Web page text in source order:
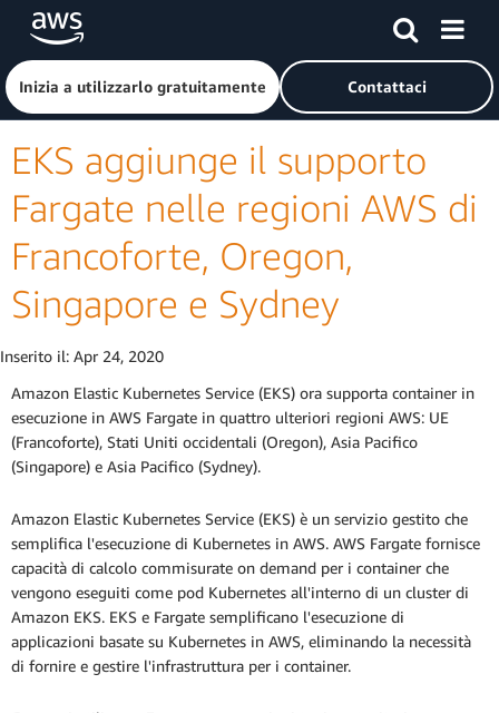
Passa al contenuto principale
Fai clic qui per tornare alla home page di Amazon Web
Inizia a utilizzarlo gratuitamente Contattaci
EKS aggiunge il supporto
Fargate nelle regioni AWS di
Francoforte, Oregon,
Singapore e Sydney
Inserito il: Apr 24, 2020
Amazon Elastic Kubernetes Service (EKS) ora supporta container in
esecuzione in AWS Fargate in quattro ulteriori regioni AWS: UE
(Francoforte), Stati Uniti occidentali (Oregon), Asia Pacifico
(Singapore) e Asia Pacifico (Sydney).
Amazon Elastic Kubernetes Service (EKS) è un servizio gestito che
semplifica l'esecuzione di Kubernetes in AWS. AWS Fargate fornisce
capacità di calcolo commisurate on demand per i container che
vengono eseguiti come pod Kubernetes all'interno di un cluster di
Amazon EKS. EKS e Fargate semplificano l'esecuzione di
applicazioni basate su Kubernetes in AWS, eliminando la necessità
di fornire e gestire l'infrastruttura per i container.